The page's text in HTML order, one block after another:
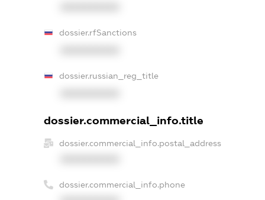
dossier.rfSanctions
dossier.russian_reg_title
dossier.commercial_info.title
dossier.commercial_info.postal_address
dossier.commercial_info.phone